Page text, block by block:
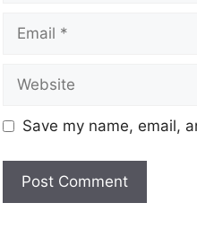
Email
Website
Save my name, email,